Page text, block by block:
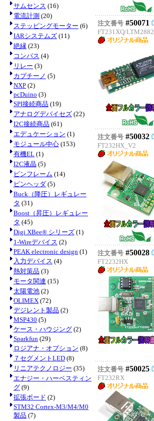
サムセンス (16)
電流計測 (20)
ステッピングモーター (6)
IARシステムズ (11)
絶縁 (23)
コンパス (4)
リレー (3)
カプチーノ (5)
NXP (2)
pcDuino (3)
SPI接続商品 (19)
アナログデバイセズ (22)
I2C接続商品 (61)
エデュケーション (1)
モジュール中心 (153)
有機EL (1)
I2C液晶 (5)
ピンフレーム (14)
ピンヘッダ (5)
Buck（降圧）レギュレー
タ (31)
Boost（昇圧）レギュレー
タ (45)
Digi XBee® シリーズ (1)
1-Wireデバイス (2)
PEAK electronic design (1)
入力デバイス (4)
熱対策品 (3)
モータ関連 (15)
太陽電池 (2)
OLIMEX (72)
デジレント製品 (2)
MSP430 (5)
ケース・ハウジング (2)
Sparkfun (29)
ロジアナ・オプション (8)
７セグメントLED (8)
リニアテクノロジー (35)
エナジー・ハーベスティン
グ (9)
拡張ボード (2)
STM32 Cortex-M3/M4/M0
製品 (7)
注文番号 #50071
FT231XQ/LTM2882
注文番号 #50032
FT232HX_V2
注文番号 #50028
FT2232HX
注文番号 #50025
FT232RX